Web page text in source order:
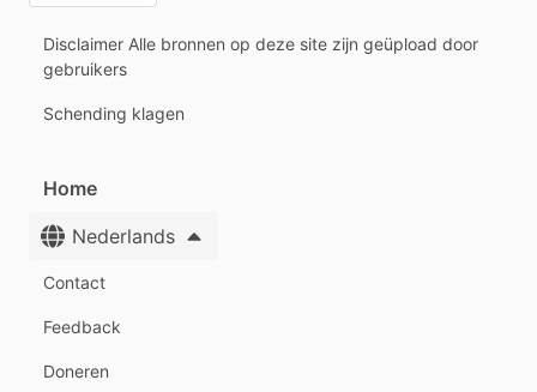
Disclaimer Alle bronnen op deze site zijn geüpload door
gebruikers
Schending klagen
Home
Nederlands
Contact
Feedback
Doneren